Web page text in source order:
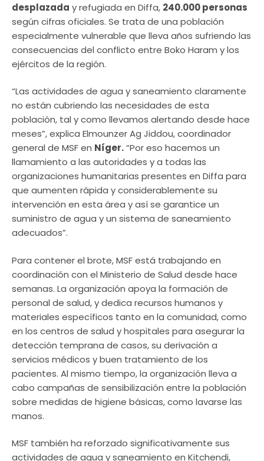
desplazada y refugiada en Diffa, 240.000 personas
según cifras oficiales. Se trata de una población
especialmente vulnerable que lleva años sufriendo las
consecuencias del conflicto entre Boko Haram y los
ejércitos de la región.
“Las actividades de agua y saneamiento claramente
no están cubriendo las necesidades de esta
población, tal y como llevamos alertando desde hace
meses”, explica Elmounzer Ag Jiddou, coordinador
general de MSF en Níger.“Por eso hacemos un
llamamiento a las autoridades y a todas las
organizaciones humanitarias presentes en Diffa para
que aumenten rápida y considerablemente su
intervención en esta área y así se garantice un
suministro de agua y un sistema de saneamiento
adecuados”.
Para contener el brote, MSF está trabajando en
coordinación con el Ministerio de Salud desde hace
semanas. La organización apoya la formación de
personal de salud, y dedica recursos humanos y
materiales específicos tanto en la comunidad, como
en los centros de salud y hospitales para asegurar la
detección temprana de casos, su derivación a
servicios médicos y buen tratamiento de los
pacientes. Al mismo tiempo, la organización lleva a
cabo campañas de sensibilización entre la población
sobre medidas de higiene básicas, como lavarse las
manos.
MSF también ha reforzado significativamente sus
actividades de agua y saneamiento en Kitchendi,